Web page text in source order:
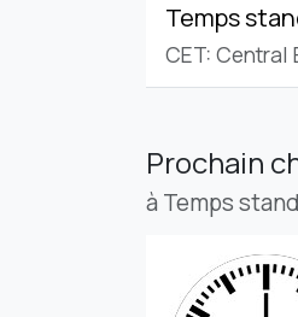
Temps
CET: Central
Prochain
à Temps